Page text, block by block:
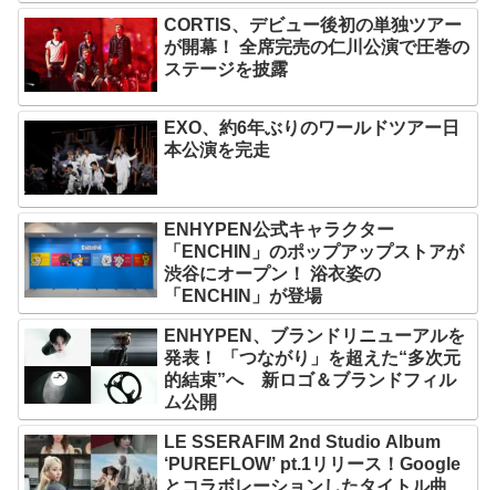
CORTIS、デビュー後初の単独ツアー
が開幕！ 全席完売の仁川公演で圧巻の
ステージを披露
EXO、約6年ぶりのワールドツアー日
本公演を完走
ENHYPEN公式キャラクター
「ENCHIN」のポップアップストアが
渋谷にオープン！ 浴衣姿の
「ENCHIN」が登場
ENHYPEN、ブランドリニューアルを
発表！ 「つながり」を超えた“多次元
的結束”へ 新ロゴ＆ブランドフィル
ム公開
LE SSERAFIM 2nd Studio Album
‘PUREFLOW’ pt.1リリース！Google